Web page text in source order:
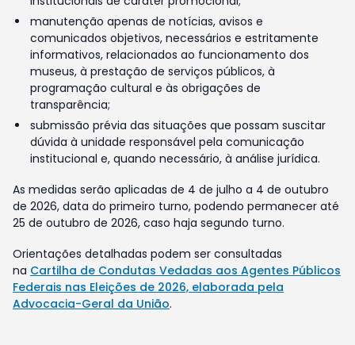
manutenção apenas de notícias, avisos e
comunicados objetivos, necessários e estritamente
informativos, relacionados ao funcionamento dos
museus, à prestação de serviços públicos, à
programação cultural e às obrigações de
transparência;
submissão prévia das situações que possam suscitar
dúvida à unidade responsável pela comunicação
institucional e, quando necessário, à análise jurídica.
As medidas serão aplicadas de 4 de julho a 4 de outubro
de 2026, data do primeiro turno, podendo permanecer até
25 de outubro de 2026, caso haja segundo turno.
Orientações detalhadas podem ser consultadas
na Cartilha de Condutas Vedadas aos Agentes Públicos
Federais nas Eleições de 2026, elaborada pela
Advocacia-Geral da União.